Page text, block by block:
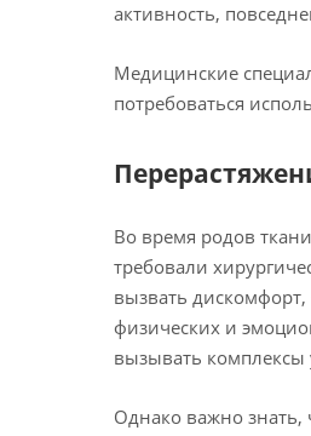
активность,
Медицинские
потребоваться
Во время родов
требовали
вызвать
физических и
вызывать
Однако важно знать,